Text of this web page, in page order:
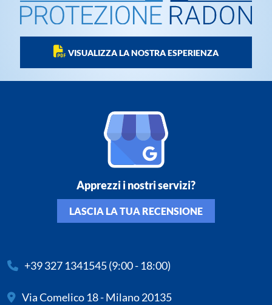
VISUALIZZA LA NOSTRA ESPERIENZA
Apprezzi i nostri servizi?
LASCIA LA TUA RECENSIONE
+39 327 1341545(9:00 - 18:00)
Via Comelico 18 - Milano 20135